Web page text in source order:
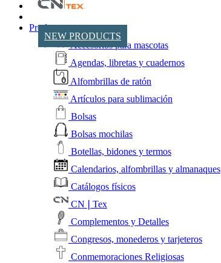
NEW PRODUCTS
Productos
Accesorios para mascotas
Agendas, libretas y cuadernos
Alfombrillas de ratón
Artículos para sublimación
Bolsas
Bolsas mochilas
Botellas, bidones y termos
Calendarios, alfombrillas y almanaques
Catálogos físicos
CN❘Tex
Complementos y Detalles
Congresos, monederos y tarjeteros
Conmemoraciones Religiosas